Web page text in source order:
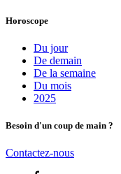
Horoscope
Du jour
De demain
De la semaine
Du mois
2025
Besoin d'un coup de main ?
Contactez-nous